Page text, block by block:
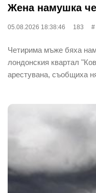
Жена намушка
05.08.2026 18:38:46 183
Четирима мъже бяха
лондонския квартал
арестувана, съобщиха